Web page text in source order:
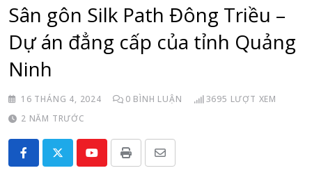
Sân gôn Silk Path Đông Triều –
Dự án đẳng cấp của tỉnh Quảng
Ninh
16 THÁNG 4, 2024 0 BÌNH LUẬN 3695 LƯỢT XEM
2 NĂM TRƯỚC
YoutubePrint
Share